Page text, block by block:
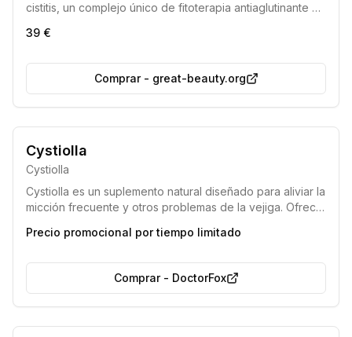
cistitis, un complejo único de fitoterapia antiaglutinante y
39 €
Comprar- great-beauty.org
Clasificado como la principal recomendación entre urólogos en
el año 2025.
Eficacia validada por importantes clínicas en Alemania y por el
Ministerio de Sanidad.
Cystiolla
Cystiolla
Cystiolla es un suplemento natural diseñado para aliviar la
micción frecuente y otros problemas de la vejiga. Ofrece
actuando eficazmente sin importar la causa subyacente
Precio promocional por tiempo limitado
Comprar- DoctorFox